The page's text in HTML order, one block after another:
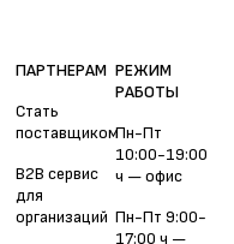
ПАРТНЕРАМ
Стать
поставщиком
B2B сервис
для
организаций
РЕЖИМ
РАБОТЫ
Пн-Пт
10:00-19:00
ч — офис
Пн-Пт 9:00-
17:00 ч —